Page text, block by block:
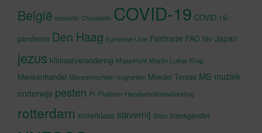
België beroerte Chocolade COVID-19 COVID-19-
pandemie Den Haag Europese Unie Fairtrade FAO hiv Japan
jezus klimaatverandering Maastricht Martin Luther King
Mensenhandel Mensenrechten migranten Moeder Teresa MS muziek
onderwijs pesten Pi Platform Handschriftontwikkeling
rotterdam sinterklaas slavernij Stem transgender